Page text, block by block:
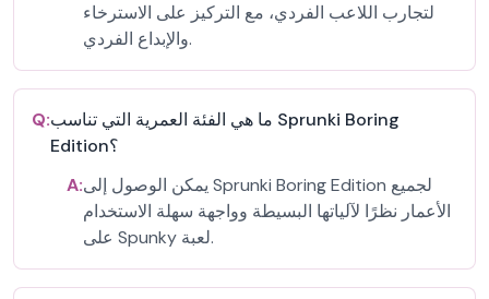
لتجارب اللاعب الفردي، مع التركيز على الاسترخاء
والإبداع الفردي.
Q:ما هي الفئة العمرية التي تناسب Sprunki Boring
Edition؟
A:يمكن الوصول إلى Sprunki Boring Edition لجميع
الأعمار نظرًا لآلياتها البسيطة وواجهة سهلة الاستخدام
على Spunky لعبة.